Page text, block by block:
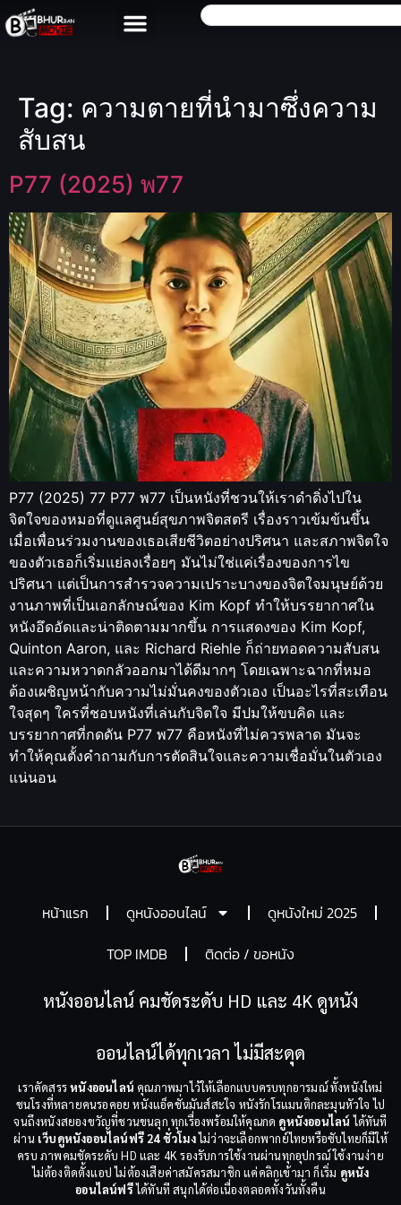
Tag: ความตายที่นำมาซึ่งความ
สับสน
P77 (2025) พ77
P77 (2025) 77 P77 พ77 เป็นหนังที่ชวนให้เราดำดิ่งไปใน
จิตใจของหมอที่ดูแลศูนย์สุขภาพจิตสตรี เรื่องราวเข้มข้นขึ้น
เมื่อเพื่อนร่วมงานของเธอเสียชีวิตอย่างปริศนา และสภาพจิตใจ
ของตัวเธอก็เริ่มแย่ลงเรื่อยๆ มันไม่ใช่แค่เรื่องของการไข
ปริศนา แต่เป็นการสำรวจความเปราะบางของจิตใจมนุษย์ด้วย
งานภาพที่เป็นเอกลักษณ์ของ Kim Kopf ทำให้บรรยากาศใน
หนังอึดอัดและน่าติดตามมากขึ้น การแสดงของ Kim Kopf,
Quinton Aaron, และ Richard Riehle ก็ถ่ายทอดความสับสน
และความหวาดกลัวออกมาได้ดีมากๆ โดยเฉพาะฉากที่หมอ
ต้องเผชิญหน้ากับความไม่มั่นคงของตัวเอง เป็นอะไรที่สะเทือน
ใจสุดๆ ใครที่ชอบหนังที่เล่นกับจิตใจ มีปมให้ขบคิด และ
บรรยากาศที่กดดัน P77 พ77 คือหนังที่ไม่ควรพลาด มันจะ
ทำให้คุณตั้งคำถามกับการตัดสินใจและความเชื่อมั่นในตัวเอง
แน่นอน
หน้าแรก ดูหนังออนไลน์
ดูหนังใหม่ 2025
TOP IMDB
ติดต่อ / ขอหนัง
หนังออนไลน์ คมชัดระดับ HD และ 4K ดูหนัง
ออนไลน์ได้ทุกเวลา ไม่มีสะดุด
เราคัดสรรหนังออนไลน์ คุณภาพมาไว้ให้เลือกแบบครบทุกอารมณ์ ทั้งหนังใหม่
ชนโรงที่หลายคนรอคอย หนังแอ็คชั่นมันส์สะใจ หนังรักโรแมนติกละมุนหัวใจ ไป
จนถึงหนังสยองขวัญที่ชวนขนลุก ทุกเรื่องพร้อมให้คุณกด ดูหนังออนไลน์ ได้ทันที
ผ่าน เว็บดูหนังออนไลน์ฟรี 24 ชั่วโมงไม่ว่าจะเลือกพากย์ไทยหรือซับไทยก็มีให้
ครบ ภาพคมชัดระดับ HD และ 4K รองรับการใช้งานผ่านทุกอุปกรณ์ ใช้งานง่าย
ไม่ต้องติดตั้งแอป ไม่ต้องเสียค่าสมัครสมาชิก แค่คลิกเข้ามา ก็เริ่ม ดูหนัง
ออนไลน์ฟรีได้ทันที สนุกได้ต่อเนื่องตลอดทั้งวันทั้งคืน